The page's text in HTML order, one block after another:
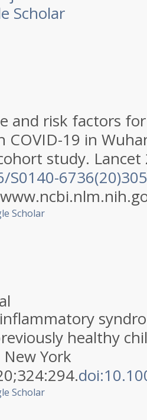
Scholar
and risk factors
19 in
study. Lancet
S0140-
Scholar
healthy
York
;324:294.
Scholar